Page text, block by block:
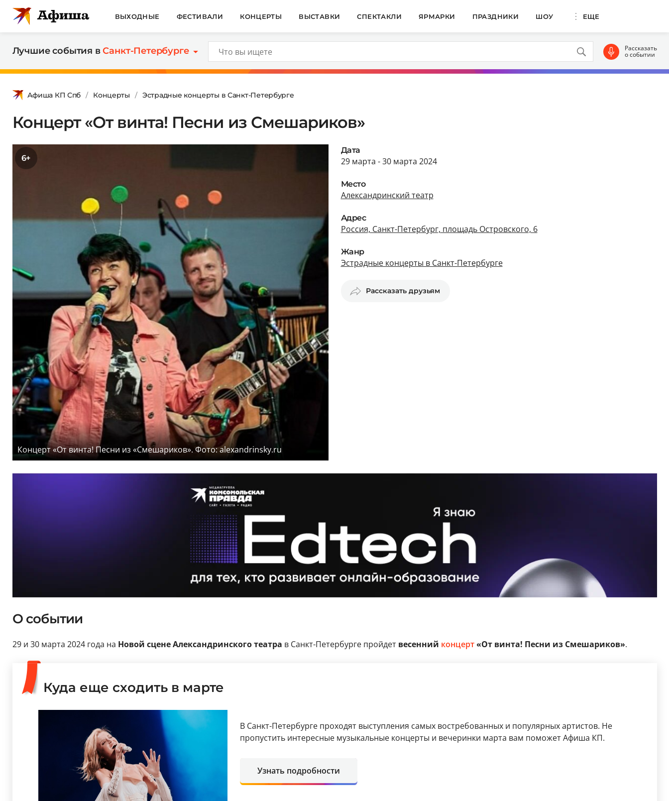
ВЫХОДНЫЕ ФЕСТИВАЛИ КОНЦЕРТЫ ВЫСТАВКИ СПЕКТАКЛИ ЯРМАРКИ ПРАЗДНИКИ ШОУ ЕЩЕ
Лучшие события вСанкт-Петербурге Рассказать
о событии
Афиша КП Спб Концерты Эстрадные концерты в Санкт-Петербурге
Концерт «От винта! Песни из Смешариков»
6+
Концерт «От винта! Песни из «Смешариков». Фото: alexandrinsky.ru
Дата
29 марта - 30 марта 2024
Место
Александринский театр
Адрес
Россия, Санкт-Петербург, площадь Островского, 6
Жанр
Эстрадные концерты в Санкт-Петербурге
Рассказать друзьям
О событии
29 и 30 марта 2024 года на Новой сцене Александринского театра в Санкт-Петербурге пройдет весенний концерт«От винта! Песни из Смешариков».
Куда еще сходить в марте
В Санкт-Петербурге проходят выступления самых востребованных и популярных артистов. Не
пропустить интересные музыкальные концерты и вечеринки марта вам поможет Афиша КП.
Узнать подробности